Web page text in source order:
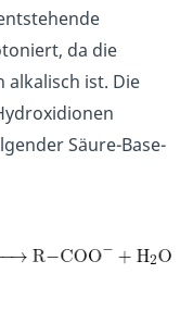
da die
alkalisch ist. Die
Säure-Base-